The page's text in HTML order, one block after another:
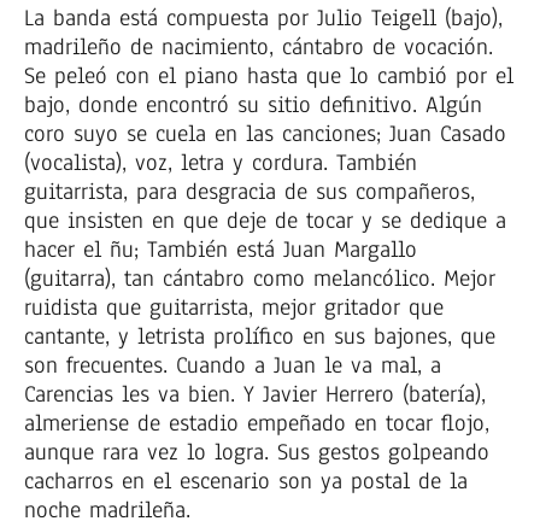
La banda está compuesta por Julio Teigell (bajo),
madrileño de nacimiento, cántabro de vocación.
Se peleó con el piano hasta que lo cambió por el
bajo, donde encontró su sitio definitivo. Algún
coro suyo se cuela en las canciones; Juan Casado
(vocalista), voz, letra y cordura. También
guitarrista, para desgracia de sus compañeros,
que insisten en que deje de tocar y se dedique a
hacer el ñu; También está Juan Margallo
(guitarra), tan cántabro como melancólico. Mejor
ruidista que guitarrista, mejor gritador que
cantante, y letrista prolífico en sus bajones, que
son frecuentes. Cuando a Juan le va mal, a
Carencias les va bien. Y Javier Herrero (batería),
almeriense de estadio empeñado en tocar flojo,
aunque rara vez lo logra. Sus gestos golpeando
cacharros en el escenario son ya postal de la
noche madrileña.